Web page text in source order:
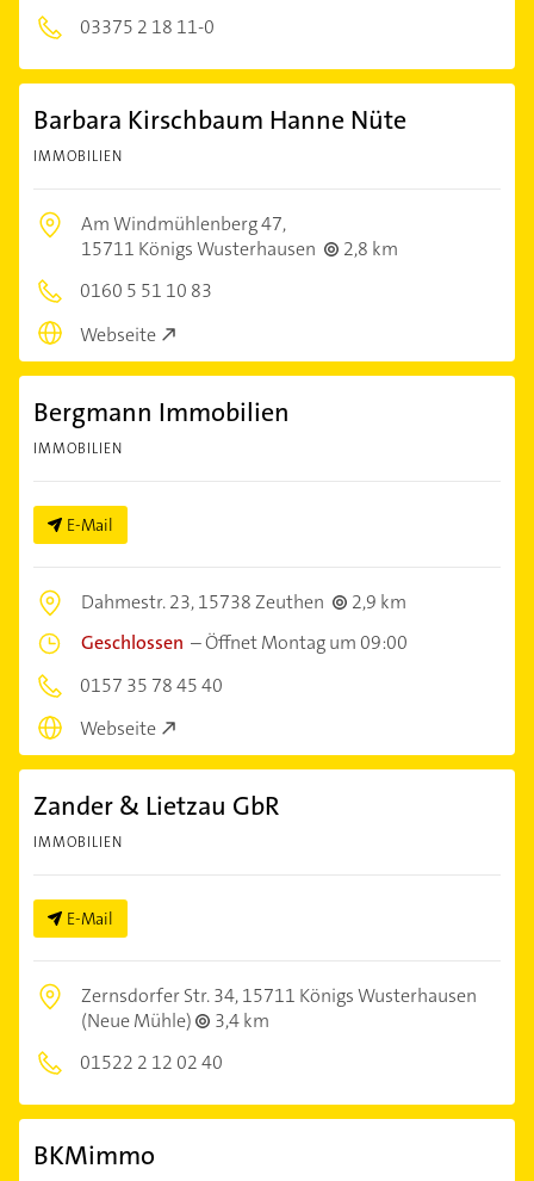
03375 2 18 11-0
Barbara Kirschbaum Hanne Nüte
IMMOBILIEN
Am Windmühlenberg 47,
15711 Königs Wusterhausen
2,8 km
0160 5 51 10 83
Webseite
Bergmann Immobilien
IMMOBILIEN
E-Mail
Dahmestr. 23,15738 Zeuthen
2,9 km
Geschlossen –Öffnet Montag um 09:00
0157 35 78 45 40
Webseite
Zander & Lietzau GbR
IMMOBILIEN
E-Mail
Zernsdorfer Str. 34,15711 Königs Wusterhausen
(Neue Mühle)
3,4 km
01522 2 12 02 40
BKMimmo